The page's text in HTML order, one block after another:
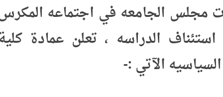
مجلس الجامعه في اجتماعه المكرس
الدراسه ، تعلن عمادة كلية
الآتي :-